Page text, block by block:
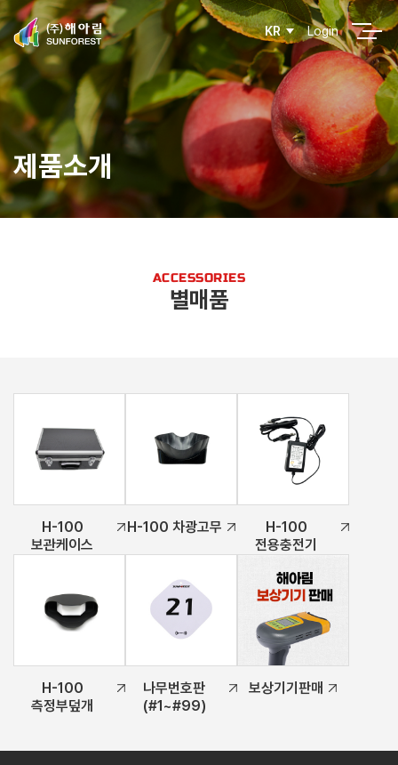
KR Login
제품소개
ACCESSORIES
별매품
H-100
보관케이스
H-100 차광고무
H-100
전용충전기
H-100
측정부덮개
나무번호판
(#1~#99)
보상기기판매